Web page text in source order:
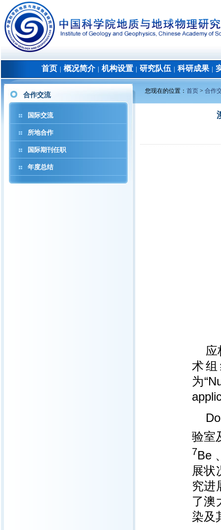
首页 概况简介│ 机构设置 研究队伍 科研成果│
合作交流
国际交流
所地合作
国际期刊任职
年度总结
您现在的位置： 首页 > 合作
术
为
验室
7Be
展状
究进
了澳
染及